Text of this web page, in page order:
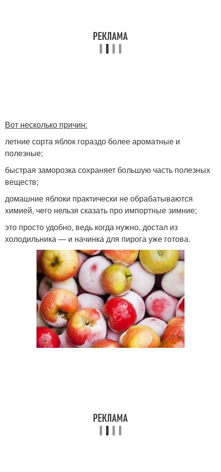
Вот несколько причин:
летние сорта яблок гораздо более ароматные и
полезные;
быстрая заморозка сохраняет большую часть полезных
веществ;
домашние яблоки практически не обрабатываются
химией, чего нельзя сказать про импортные зимние;
это просто удобно, ведь когда нужно, достал из
холодильника — и начинка для пирога уже готова.